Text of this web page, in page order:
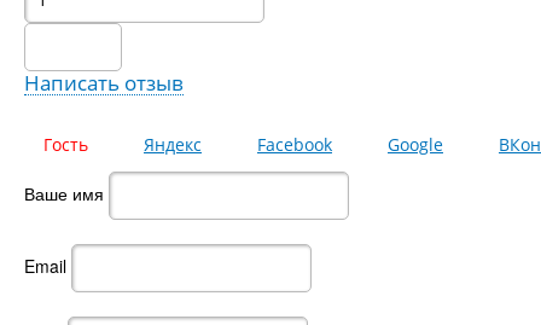
Написать отзыв
Гость Яндекс Facebook Google
Ваше имя
Email